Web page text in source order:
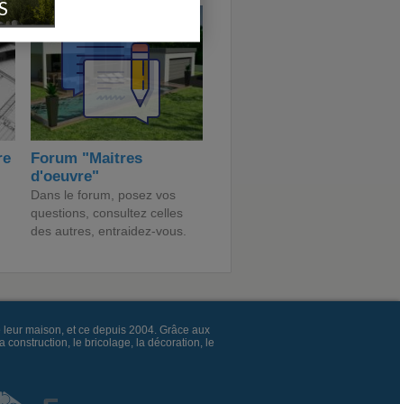
Forum "Maitres
d'oeuvre"
Dans le forum, posez vos
questions, consultez celles
des autres, entraidez-vous.
maison, et ce depuis 2004. Grâce aux
construction, le bricolage, la décoration, le